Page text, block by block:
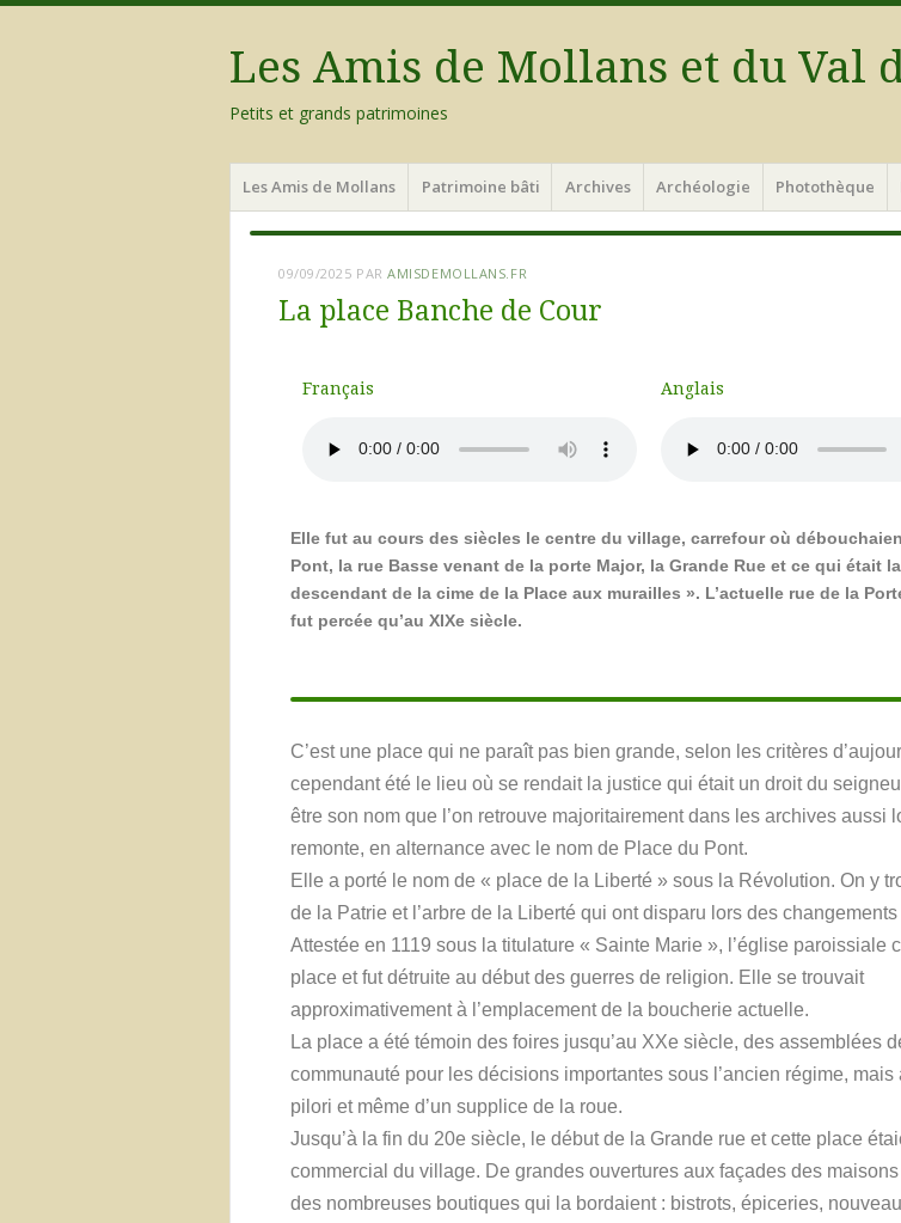
Les Amis de Mollans et du Val
Petits et grands patrimoines
Les Amis de Mollans Patrimoine bâti Archives Archéologie Photothèque
09/09/2025 PARAMISDEMOLLANS.FR
La place Banche de Cour
Français Anglais
Elle fut au cours des siècles le centre du village, carrefour où
Pont, la rue Basse venant de la porte Major, la Grande Rue et ce qui était
descendant de la cime de la Place aux murailles ». L’actuelle rue de la
fut percée qu’au XIXe siècle.
C’est une place qui ne paraît pas bien grande, selon les critères
cependant été le lieu où se rendait la justice qui était un droit du
être son nom que l’on retrouve majoritairement dans les archives aussi
remonte, en alternance avec le nom de Place du Pont.
Elle a porté le nom de « place de la Liberté » sous la Révolution. On y
de la Patrie et l’arbre de la Liberté qui ont disparu lors des
Attestée en 1119 sous la titulature « Sainte Marie », l’église paroissiale
place et fut détruite au début des guerres de religion. Elle se trouvait
approximativement à l’emplacement de la boucherie actuelle.
La place a été témoin des foires jusqu’au XXe siècle, des assemblées
communauté pour les décisions importantes sous l’ancien régime, mais
pilori et même d’un supplice de la roue.
Jusqu’à la fin du 20e siècle, le début de la Grande rue et cette place
commercial du village. De grandes ouvertures aux façades des
des nombreuses boutiques qui la bordaient : bistrots, épiceries,